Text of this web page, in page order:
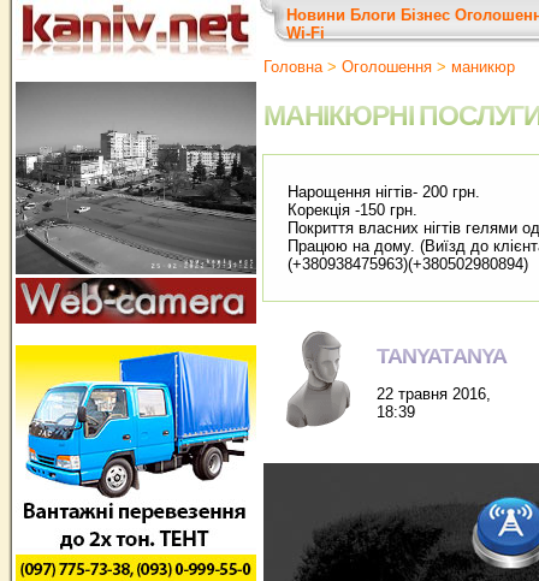
Новини Блоги Бізнес
Wi-Fi
Головна> Оголошення > маникюр
МАНІКЮРНІ
Нарощення нігтів- 200 грн.
Корекція -150 грн.
Покриття власних нігтів гелями
Працюю на дому. (Виїзд до
(+380938475963)(+380502980894)
TANYATANYA
22 травня 2016,
18:39